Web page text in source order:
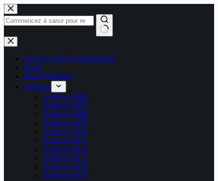
Passer
au
contenu
Aucun
résultat
50 Ways to Kill your Business
About
About Kablages
Archives
Archives 2006
Archives 2007
Archives 2008
Archives 2009
Archives 2010
Archives 2011
Archives 2012
Archives 2013
Archives 2014
Archives 2015